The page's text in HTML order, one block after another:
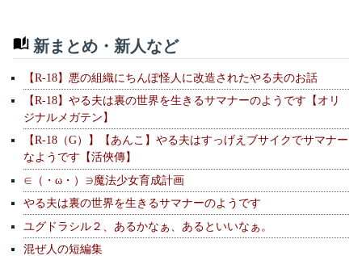
新まとめ・新人など
【R-18】悪の組織にちんぽ怪人に改造されたやる夫のお話
【R-18】やる夫は裏の世界を生きるサマナーのようです【オリ
ジナルメガテン】
【R-18（G）】【あんこ】やる夫はすっげえブサイクでサマナー
なようです【活俠傳】
∈（・ω・）∋魔法少女育成計画
やる夫は裏の世界を生きるサマナーのようです
ユグドラシル２、あるかなぁ、あるといいなぁ。
混ぜ人の短編集